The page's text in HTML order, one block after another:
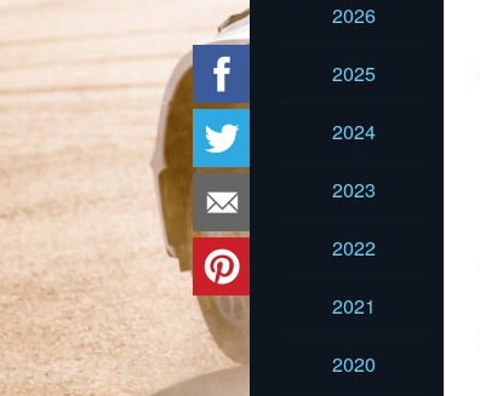
2026
2025
2024
2023
2022
2021
2020